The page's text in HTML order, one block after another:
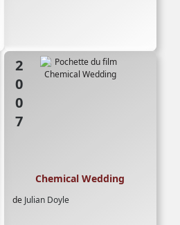
2007
de Julian Doyle
Chemical Wedding